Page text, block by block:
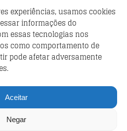
experiências, usamos cookies
informações do
essas tecnologias nos
como comportamento de
pode afetar adversamente
Aceitar
Negar